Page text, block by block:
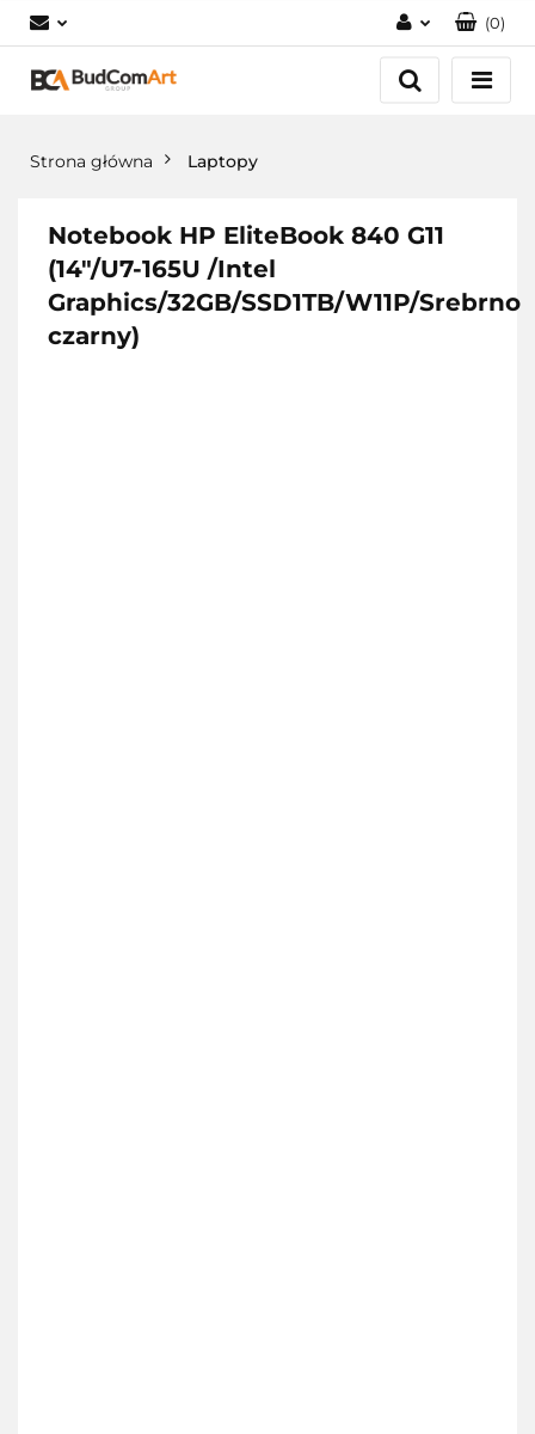
Zaloguj się
(0)
Strona główna Laptopy
Notebook HP EliteBook 840 G11
(14"/U7-165U /Intel
Graphics/32GB/SSD1TB/W11P/Srebrno
czarny)